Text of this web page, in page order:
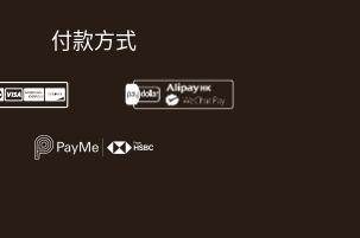
付款方式